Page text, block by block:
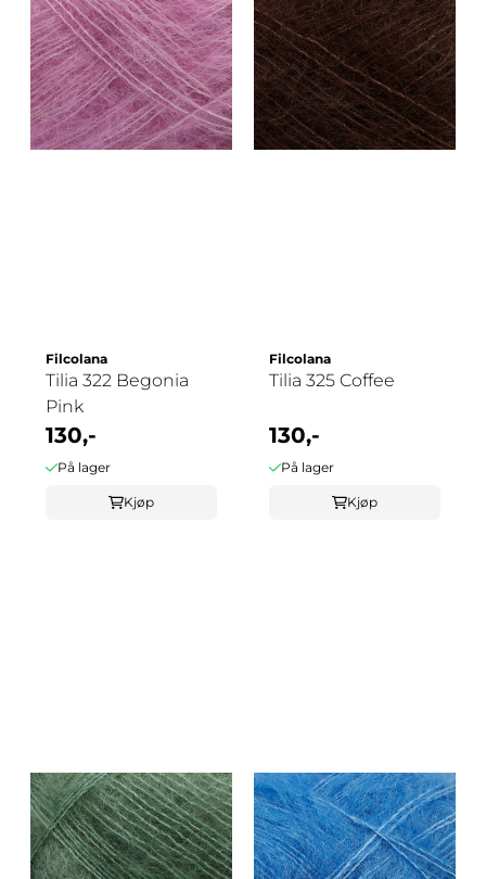
Filcolana
Tilia 322 Begonia
Pink
130,-
På lager
Kjøp
Filcolana
Tilia 325 Coffee
130,-
På lager
Kjøp